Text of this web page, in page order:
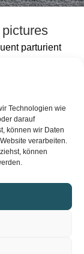
Technologien wie
darauf
können wir Daten
verarbeiten.
können
parturient
vestibulum